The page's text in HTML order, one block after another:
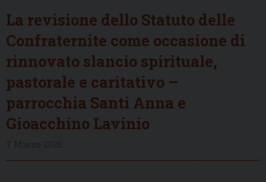
La revisione dello Statuto delle
Confraternite come occasione di
rinnovato slancio spirituale,
pastorale e caritativo –
parrocchia Santi Anna e
Gioacchino Lavinio